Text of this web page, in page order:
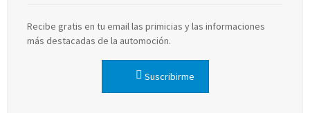
Recibe gratis en tu email las primicias y las informaciones
más destacadas de la automoción.
Suscribirme